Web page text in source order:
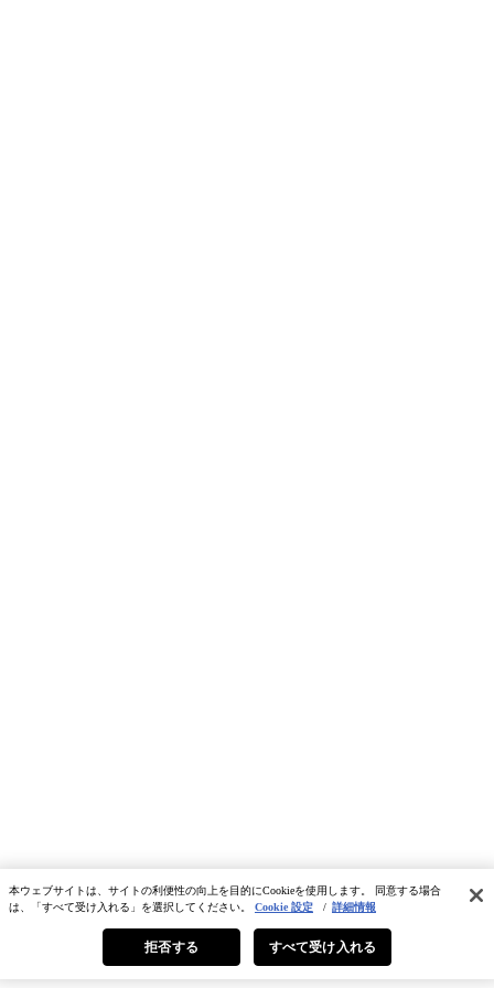
本ウェブサイトは、サイトの利便性の向上を目的にCookieを使用します。 同意する場合
は、「すべて受け入れる」を選択してください。 Cookie 設定 / 詳細情報
拒否する すべて受け入れる